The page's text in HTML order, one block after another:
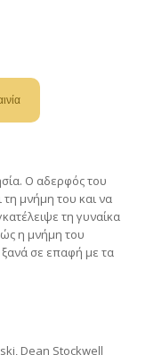
Ο αδερφός του
μνήμη του και να
τη γυναίκα
η μνήμη του
σε επαφή με τα
Dean Stockwell